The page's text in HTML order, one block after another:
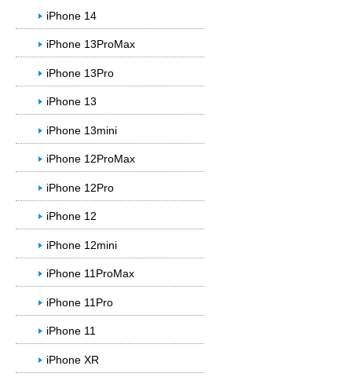
iPhone 14
iPhone 13ProMax
iPhone 13Pro
iPhone 13
iPhone 13mini
iPhone 12ProMax
iPhone 12Pro
iPhone 12
iPhone 12mini
iPhone 11ProMax
iPhone 11Pro
iPhone 11
iPhone XR